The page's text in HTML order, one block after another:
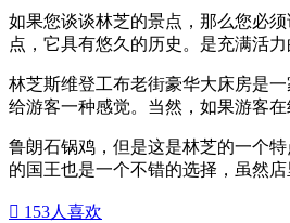
如果您谈谈林芝的景点，那么您必
点，它具有悠久的历史。是充满活
林芝斯维登工布老街豪华大床房是
给游客一种感觉。当然，如果游客
鲁朗石锅鸡，但是这是林芝的一个
的国王也是一个不错的选择，虽然
 153人喜欢